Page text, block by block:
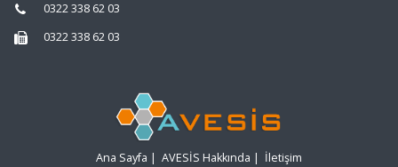
0322 338 62 03
0322 338 62 03
Ana Sayfa | AVESİS Hakkında | İletişim